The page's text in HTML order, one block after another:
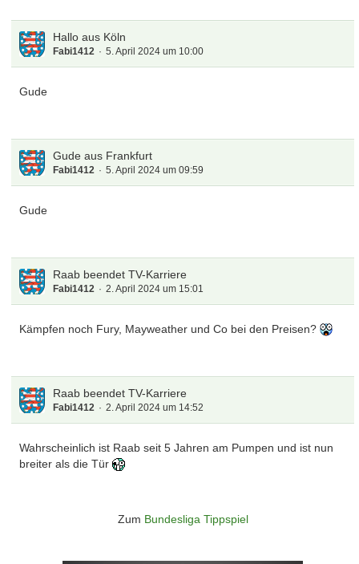
Hallo aus Köln
Fabi1412 5. April 2024 um 10:00
Gude
Gude aus Frankfurt
Fabi1412 5. April 2024 um 09:59
Gude
Raab beendet TV-Karriere
Fabi1412 2. April 2024 um 15:01
Kämpfen noch Fury, Mayweather und Co bei den Preisen?
Raab beendet TV-Karriere
Fabi1412 2. April 2024 um 14:52
Wahrscheinlich ist Raab seit 5 Jahren am Pumpen und ist nun
breiter als die Tür
Zum Bundesliga Tippspiel